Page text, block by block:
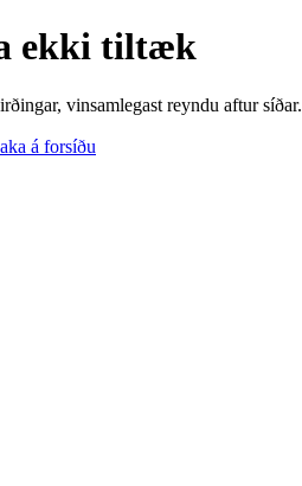
ekki tiltæk
vinsamlegast reyndu aftur síðar.
á forsíðu